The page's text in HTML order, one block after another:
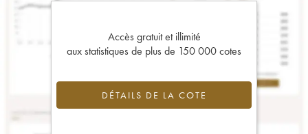
Accès gratuit et illimité
aux statistiques de plus de 150 000 cotes
DÉTAILS DE LA COTE